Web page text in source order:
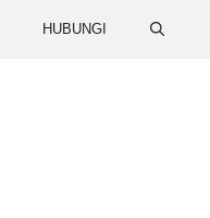
HUBUNGI